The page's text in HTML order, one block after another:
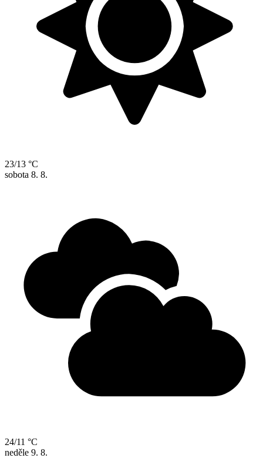
23/13 °C
sobota 8. 8.
24/11 °C
neděle 9. 8.